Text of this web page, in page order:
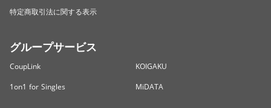
特定商取引法に関する表示
グループサービス
CoupLink
KOIGAKU
1on1 for Singles
MiDATA